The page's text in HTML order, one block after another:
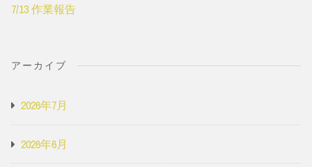
7/13 作業報告
アーカイブ
2026年7月
2026年6月